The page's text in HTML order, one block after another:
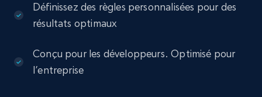
Définissez des règles personnalisées pour des
résultats optimaux
Conçu pour les développeurs. Optimisé pour
l’entreprise